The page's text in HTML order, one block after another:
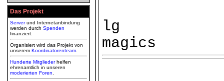
Das Projekt
Serverund Internetanbindung
werden durch Spenden
finanziert.
Organisiert wird das Projekt von
unserem Koordinatorenteam
Hunderte Mitgliederhelfen
ehrenamtlich in unseren
moderierten Foren
lg
magics